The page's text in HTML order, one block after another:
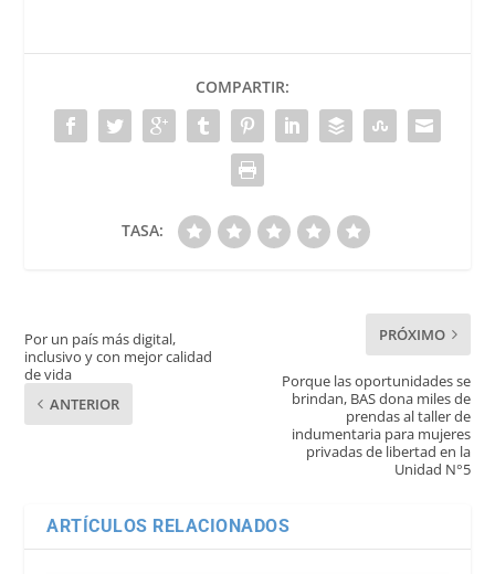
COMPARTIR:
TASA:
Por un país más digital,
inclusivo y con mejor calidad
de vida
ANTERIOR
PRÓXIMO
Porque las oportunidades se
brindan, BAS dona miles de
prendas al taller de
indumentaria para mujeres
privadas de libertad en la
Unidad N°5
ARTÍCULOS RELACIONADOS